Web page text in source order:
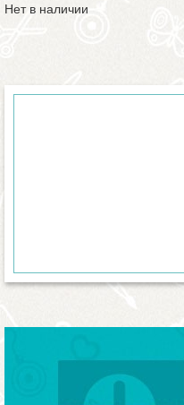
Нет в наличии